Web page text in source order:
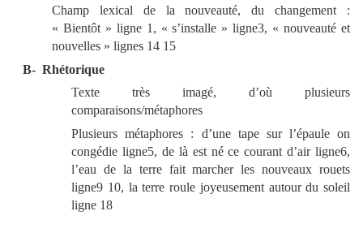
Champ lexical de la nouveauté, du changement :
« Bientôt » ligne 1, « s’installe » ligne3, « nouveauté et
nouvelles » lignes 14 15
B- Rhétorique
Texte très imagé, d’où plusieurs
comparaisons/métaphores
Plusieurs métaphores : d’une tape sur l’épaule on
congédie ligne5, de là est né ce courant d’air ligne6,
l’eau de la terre fait marcher les nouveaux rouets
ligne9 10, la terre roule joyeusement autour du soleil
ligne 18